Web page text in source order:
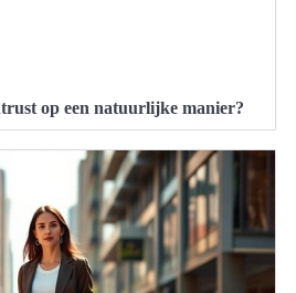
op een natuurlijke manier?